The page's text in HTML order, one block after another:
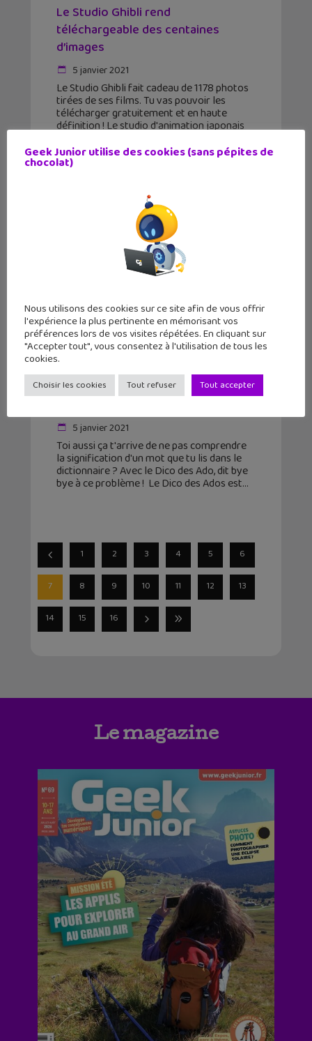
Le Studio Ghibli rend
téléchargeable des centaines
d’images
5 janvier 2021
Le Studio Ghibli fait cadeau de 1178 photos
tirées de ses films. Tu vas pouvoir les
télécharger gratuitement et en haute
définition ! Le studio d'animation japonais
disposition des
Le Dico des Ados : le dictionnaire en
5 janvier 2021
Toi aussi ça t'arrive de ne pas comprendre
la signification d'un mot que tu lis dans le
dictionnaire ? Avec le Dico des Ado, dit bye
bye à ce problème ! Le Dico des Ados est
1 2 3 4 5 6
7 8 9 10 11 12 13
14 15 16
Le magazine
Geek Junior utilise des cookies (sans pépites de
chocolat)
Nous utilisons des cookies sur ce site afin de vous offrir
l'expérience la plus pertinente en mémorisant vos
préférences lors de vos visites répétées. En cliquant sur
"Accepter tout", vous consentez à l'utilisation de tous les
cookies.
Choisir les cookies Tout refuser Tout accepter